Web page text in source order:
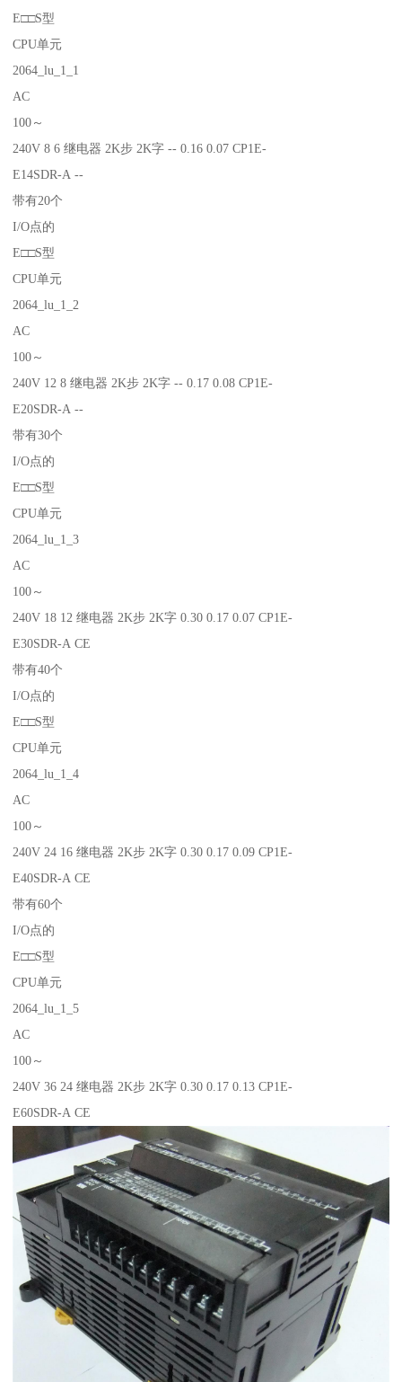
E□□S型
CPU单元
2064_lu_1_1
AC
100～
240V 8 6 继电器 2K步 2K字 -- 0.16 0.07 CP1E-
E14SDR-A --
带有20个
I/O点的
E□□S型
CPU单元
2064_lu_1_2
AC
100～
240V 12 8 继电器 2K步 2K字 -- 0.17 0.08 CP1E-
E20SDR-A --
带有30个
I/O点的
E□□S型
CPU单元
2064_lu_1_3
AC
100～
240V 18 12 继电器 2K步 2K字 0.30 0.17 0.07 CP1E-
E30SDR-A CE
带有40个
I/O点的
E□□S型
CPU单元
2064_lu_1_4
AC
100～
240V 24 16 继电器 2K步 2K字 0.30 0.17 0.09 CP1E-
E40SDR-A CE
带有60个
I/O点的
E□□S型
CPU单元
2064_lu_1_5
AC
100～
240V 36 24 继电器 2K步 2K字 0.30 0.17 0.13 CP1E-
E60SDR-A CE